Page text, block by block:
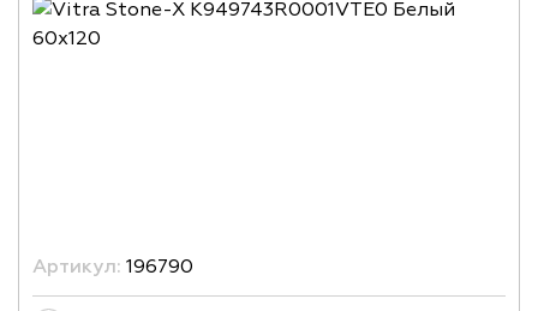
Артикул: 196790